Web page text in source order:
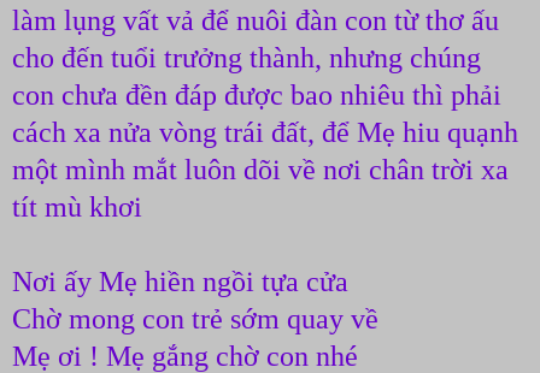
làm lụng vất vả để nuôi đàn con từ thơ ấu
cho đến tuổi trưởng thành, nhưng chúng
con chưa đền đáp được bao nhiêu thì phải
cách xa nửa vòng trái đất, để Mẹ hiu quạnh
một mình mắt luôn dõi về nơi chân trời xa
tít mù khơi
Nơi ấy Mẹ hiền ngồi tựa cửa
Chờ mong con trẻ sớm quay về
Mẹ ơi ! Mẹ gắng chờ con nhé